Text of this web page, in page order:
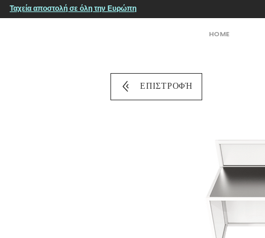
Ταχεία αποστολή σε όλη την Ευρώπη
HOME
ΕΠΙΣΤΡΟΦΉ